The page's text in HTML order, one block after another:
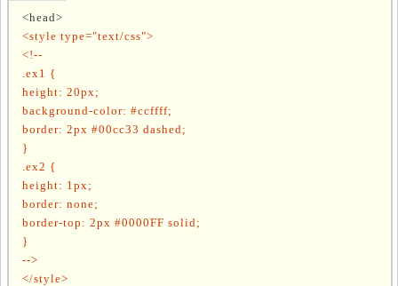
<head>
<style type="text/css">
<!--
.ex1 {
height: 20px;
background-color: #ccffff;
border: 2px #00cc33 dashed;
}
.ex2 {
height: 1px;
border: none;
border-top: 2px #0000FF solid;
}
-->
</style>